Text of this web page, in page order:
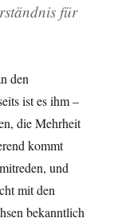
für
den
ist es ihm –
die Mehrheit
kommt
und
mit den
bekanntlich